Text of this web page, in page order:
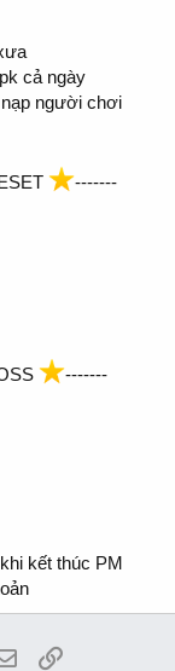
cả ngày
người chơi
-------
-------
kết thúc PM
EmailLink